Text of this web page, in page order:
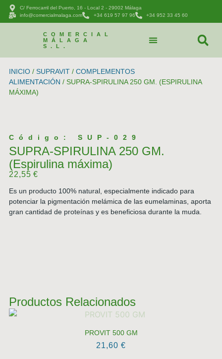
C/ Ferrocarril del Puerto, 16 - Local 2 - 29002 Málaga
info@comercialmalaga.com
+34 619 57 97 96 +34 952 33 45 60
COMERCIAL
MÁLAGA
S.L.
INICIO/ SUPRAVIT/ COMPLEMENTOS
ALIMENTACIÓN / SUPRA-SPIRULINA 250 GM. (ESPIRULINA
MÁXIMA)
Código: SUP-029
SUPRA-SPIRULINA 250 GM.
(Espirulina máxima)
22,55€
Es un producto 100% natural, especialmente indicado para
potenciar la pigmentación melámica de las eumelaminas, aporta
gran cantidad de proteínas y es beneficiosa durante la muda.
Productos Relacionados
PROVIT 500 GM
21,60 €